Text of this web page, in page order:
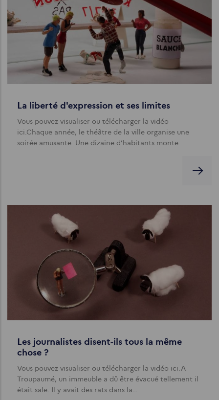
La liberté d'expression et ses limites
Vous pouvez visualiser ou télécharger la vidéo
ici.Chaque année, le théâtre de la ville organise une
soirée amusante. Une dizaine d’habitants monte…
Les journalistes disent-ils tous la même
chose ?
Vous pouvez visualiser ou télécharger la vidéo ici.A
Troupaumé, un immeuble a dû être évacué tellement il
était sale. Il y avait des rats dans la…